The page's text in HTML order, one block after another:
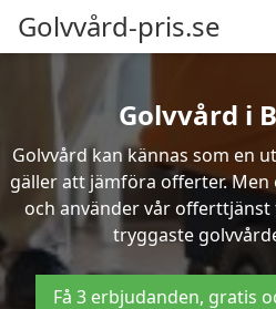
Golvvård-pris.se
Golvvård i
Golvvård kan kännas som en
gäller att jämföra offerter.
och använder vår
tryggaste
Få 3 erbjudanden, gratis